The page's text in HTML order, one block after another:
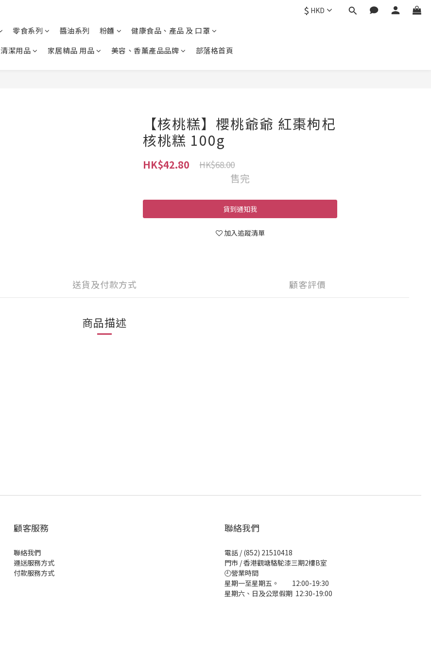
$ HKD
零食系列 醬油系列 粉麵
健康食品、產品 及 口罩
清潔用品 家居精品 用品 美容、香薰產品品牌 部落格首頁
【核桃糕】櫻桃爺爺 紅棗枸杞
核桃糕 100g
HK$42.80 HK$68.00
售完
貨到通知我
加入追蹤清單
送貨及付款方式 顧客評價
商品描述
顧客服務
聯絡我們
運送服務方式
付款服務方式
聯絡我們
電話 / (852) 21510418
門市 / 香港觀塘駱駝漆三期2樓B室
🕘營業時間
星期一至星期五。 12:00-19:30
星期六、日及公眾假期 12:30-19:00